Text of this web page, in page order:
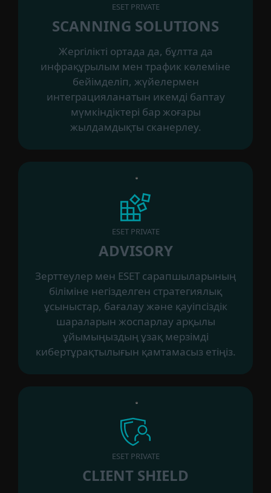
ESET PRIVATE
SCANNING SOLUTIONS
Жергілікті ортада да, бұлтта да
инфрақұрылым мен трафик көлеміне
бейімделіп, жүйелермен
интеграцияланатын икемді баптау
мүмкіндіктері бар жоғары
жылдамдықты сканерлеу.
ESET PRIVATE
ADVISORY
Зерттеулер мен ESET сарапшыларының
біліміне негізделген стратегиялық
ұсыныстар, бағалау және қауіпсіздік
шараларын жоспарлау арқылы
ұйымыңыздың ұзақ мерзімді
кибертұрақтылығын қамтамасыз етіңіз.
ESET PRIVATE
CLIENT SHIELD